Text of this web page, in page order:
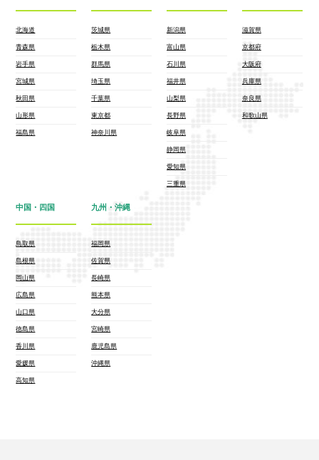
北海道
青森県
岩手県
宮城県
秋田県
山形県
福島県
茨城県
栃木県
群馬県
埼玉県
千葉県
東京都
神奈川県
新潟県
富山県
石川県
福井県
山梨県
長野県
岐阜県
静岡県
愛知県
三重県
滋賀県
京都府
大阪府
兵庫県
奈良県
和歌山県
中国・四国
鳥取県
島根県
岡山県
広島県
山口県
徳島県
香川県
愛媛県
高知県
九州・沖縄
福岡県
佐賀県
長崎県
熊本県
大分県
宮崎県
鹿児島県
沖縄県